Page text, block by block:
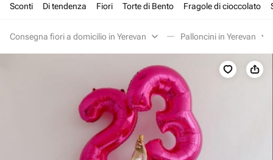
Sconti Di tendenza Fiori Torte di Bento Fragole di cioccolato
Consegna fiori a domicilio in Yerevan Palloncini in Yerevan